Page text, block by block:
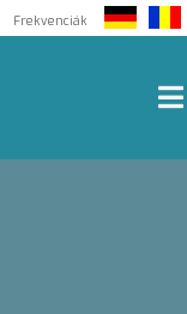
Frekvenciák